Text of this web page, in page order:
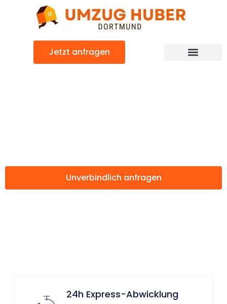
Jetzt anfragen
Unverbindlich anfragen
24h Express-Abwicklung